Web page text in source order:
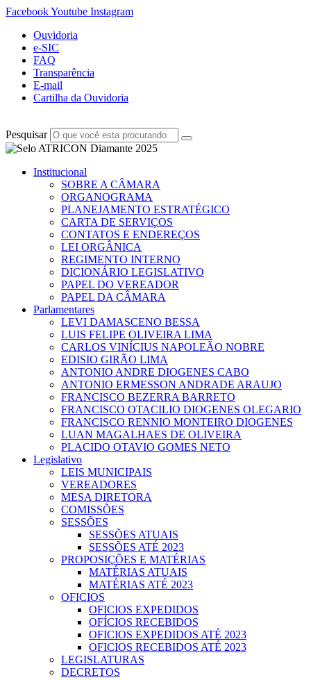
FacebookYoutube Instagram
Ouvidoria
e-SIC
FAQ
Transparência
E-mail
Cartilha da Ouvidoria
Pesquisar
Institucional
SOBRE A CÂMARA
ORGANOGRAMA
PLANEJAMENTO ESTRATÉGICO
CARTA DE SERVIÇOS
CONTATOS E ENDEREÇOS
LEI ORGÂNICA
REGIMENTO INTERNO
DICIONÁRIO LEGISLATIVO
PAPEL DO VEREADOR
PAPEL DA CÂMARA
Parlamentares
LEVI DAMASCENO BESSA
LUIS FELIPE OLIVEIRA LIMA
CARLOS VINÍCIUS NAPOLEÃO NOBRE
EDISIO GIRÃO LIMA
ANTONIO ANDRE DIOGENES CABO
ANTONIO ERMESSON ANDRADE ARAUJO
FRANCISCO BEZERRA BARRETO
FRANCISCO OTACILIO DIOGENES OLEGARIO
FRANCISCO RENNIO MONTEIRO DIOGENES
LUAN MAGALHAES DE OLIVEIRA
PLACIDO OTAVIO GOMES NETO
Legislativo
LEIS MUNICIPAIS
VEREADORES
MESA DIRETORA
COMISSÕES
SESSÕES
SESSÕES ATUAIS
SESSÕES ATÉ 2023
PROPOSIÇÕES E MATÉRIAS
MATÉRIAS ATUAIS
MATÉRIAS ATÉ 2023
OFICIOS
OFICIOS EXPEDIDOS
OFÍCIOS RECEBIDOS
OFICIOS EXPEDIDOS ATÉ 2023
OFICIOS RECEBIDOS ATÉ 2023
LEGISLATURAS
DECRETOS